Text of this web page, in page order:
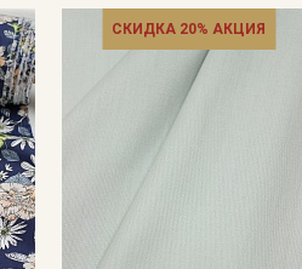
СКИДКА 20% АКЦИЯ